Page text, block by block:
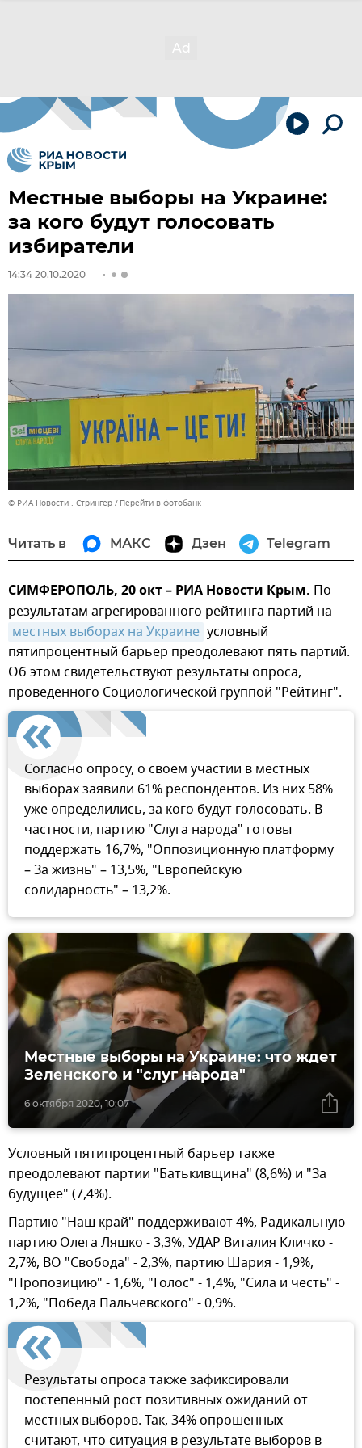
Местные выборы на Украине:
за кого будут голосовать
избиратели
14:34 20.10.2020
© РИА Новости . Стрингер Перейти в фотобанк
Читать в МАКС Дзен Telegram
СИМФЕРОПОЛЬ, 20 окт – РИА Новости Крым. По
результатам агрегированного рейтинга партий на
местных выборах на Украине условный
пятипроцентный барьер преодолевают пять партий.
Об этом свидетельствуют результаты опроса,
проведенного Социологической группой "Рейтинг".
Согласно опросу, о своем участии в местных
выборах заявили 61% респондентов. Из них 58%
уже определились, за кого будут голосовать. В
частности, партию "Слуга народа" готовы
поддержать 16,7%, "Оппозиционную платформу
– За жизнь" – 13,5%, "Европейскую
солидарность" – 13,2%.
6 октября 2020, 10:07
Местные выборы на Украине: что ждет
Зеленского и "слуг народа"
Условный пятипроцентный барьер также
преодолевают партии "Батькивщина" (8,6%) и "За
будущее" (7,4%).
Партию "Наш край" поддерживают 4%, Радикальную
партию Олега Ляшко - 3,3%, УДАР Виталия Кличко -
2,7%, ВО "Свобода" - 2,3%, партию Шария - 1,9%,
"Пропозицию" - 1,6%, "Голос" - 1,4%, "Сила и честь" -
1,2%, "Победа Пальчевского" - 0,9%.
Результаты опроса также зафиксировали
постепенный рост позитивных ожиданий от
местных выборов. Так, 34% опрошенных
считают, что ситуация в результате выборов в